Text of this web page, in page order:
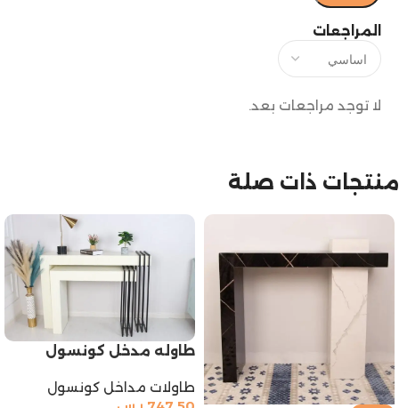
المراجعات
لا توجد مراجعات بعد.
منتجات ذات صلة
طاوله مدخل كونسول
طاولات مداخل كونسول